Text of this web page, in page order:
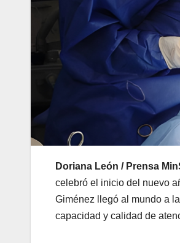
Doriana León / Prensa
celebró el inicio del nuevo
Giménez llegó al mundo a
capacidad y calidad de